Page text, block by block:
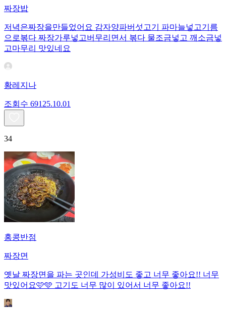
짜장밥
저녁은짜장을만들었어요 감자양파버섯고기 파마늘넣고기름
으로볶다 짜장가루넣고버무리면서 볶다 물조금넣고 깨소금넣
고마무리 맛있네요
황레지나
조회수 691 25.10.01
34
홍콩반점
짜장면
옛날 짜장면을 파는 곳인데 가성비도 좋고 너무 좋아요!! 너무
맛있어요🩷🩵 고기도 너무 많이 있어서 너무 좋아요!!